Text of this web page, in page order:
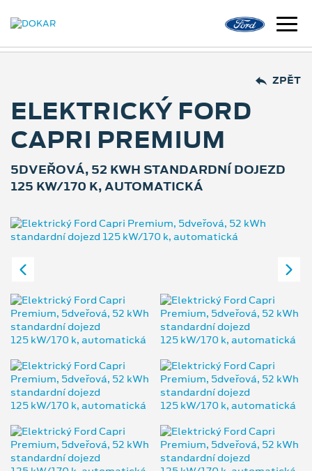
ZPĚT
ELEKTRICKÝ FORD
CAPRI PREMIUM
5DVEŘOVÁ, 52 KWH STANDARDNÍ DOJEZD
125 KW/170 K, AUTOMATICKÁ